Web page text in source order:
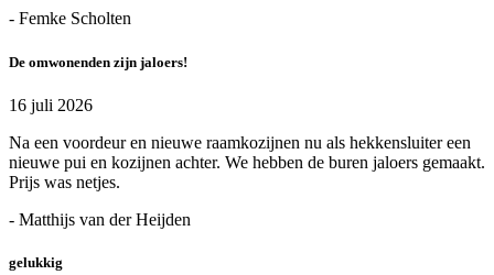
- Femke Scholten
De omwonenden zijn jaloers!
16 juli 2026
Na een voordeur en nieuwe raamkozijnen nu als hekkensluiter een
nieuwe pui en kozijnen achter. We hebben de buren jaloers gemaakt.
Prijs was netjes.
- Matthijs van der Heijden
gelukkig